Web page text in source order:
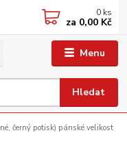
Menu
Hledat
0 ks
za 0,00 Kč
černý potisk) pánské velikost